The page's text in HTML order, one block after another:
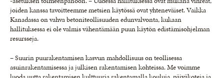
joiden kanssa tavoitteemme metsien käytössä ovat yhteneväiset. Vaikka
Kanadassa on vahva betoniteollisuuden edunvalvonta, kukaan
hallituksessa ei ole valmis vähentämään puun käytön edistämisohjelman
resursseja.
– Suurin puurakentamisen kasvun mahdollisuus on teollisessa
asuinrakentamisessa ja julkisen rakentamisen kohteissa. Me voimme